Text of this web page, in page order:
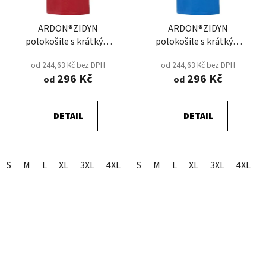
ARDON®ZIDYN
polokošile s krátkým
od 244,63 Kč bez DPH
od 296 Kč
DETAIL
S M L XL 3XL 4XL 5XL 2XL
ARDON®ZIDYN
polokošile s krátkým
od 244,63 Kč bez DPH
od 296 Kč
DETAIL
S M L XL 3XL 4XL